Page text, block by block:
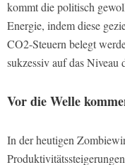
kommt die politisch
Energie, indem diese
CO2-Steuern belegt
sukzessiv auf das Niveau
Vor die Welle
In der heutigen